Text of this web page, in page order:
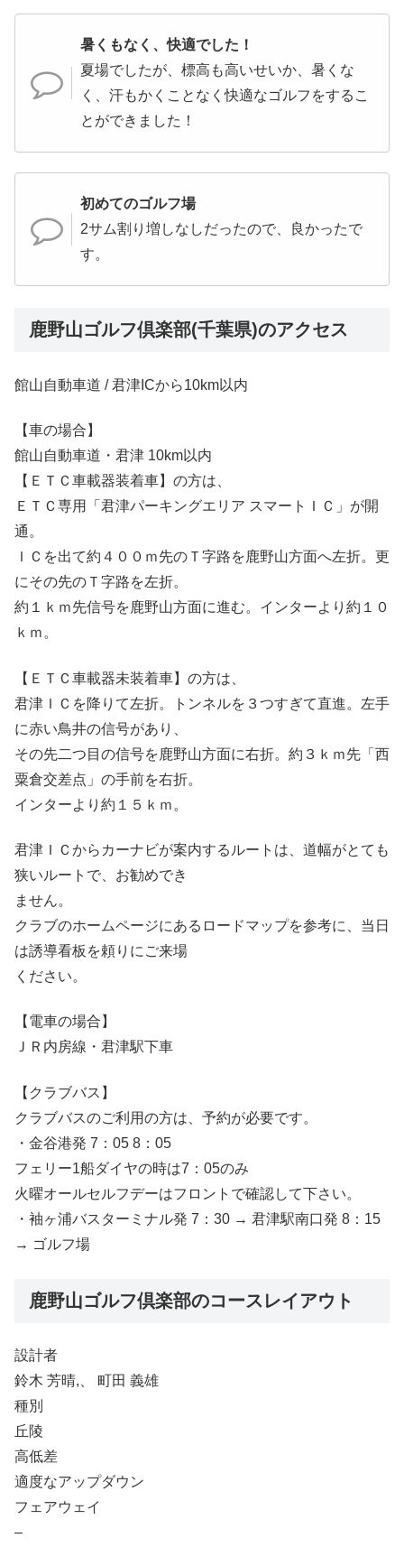
暑くもなく、快適でした！
夏場でしたが、標高も高いせいか、暑くな
く、汗もかくことなく快適なゴルフをするこ
とができました！
初めてのゴルフ場
2サム割り増しなしだったので、良かったで
す。
鹿野山ゴルフ倶楽部(千葉県)のアクセス
館山自動車道 / 君津ICから10km以内
【車の場合】
館山自動車道・君津 10km以内
【ＥＴＣ車載器装着車】の方は、
ＥＴＣ専用「君津パーキングエリア スマートＩＣ」が開
通。
ＩＣを出て約４００ｍ先のＴ字路を鹿野山方面へ左折。更
にその先のＴ字路を左折。
約１ｋｍ先信号を鹿野山方面に進む。インターより約１０
ｋｍ。
【ＥＴＣ車載器未装着車】の方は、
君津ＩＣを降りて左折。トンネルを３つすぎて直進。左手
に赤い鳥井の信号があり、
その先二つ目の信号を鹿野山方面に右折。約３ｋｍ先「西
粟倉交差点」の手前を右折。
インターより約１５ｋｍ。
君津ＩＣからカーナビが案内するルートは、道幅がとても
狭いルートで、お勧めでき
ません。
クラブのホームページにあるロードマップを参考に、当日
は誘導看板を頼りにご来場
ください。
【電車の場合】
ＪＲ内房線・君津駅下車
【クラブバス】
クラブバスのご利用の方は、予約が必要です。
・金谷港発 7：05 8：05
フェリー1船ダイヤの時は7：05のみ
火曜オールセルフデーはフロントで確認して下さい。
・袖ヶ浦バスターミナル発 7：30 → 君津駅南口発 8：15
→ ゴルフ場
鹿野山ゴルフ倶楽部のコースレイアウト
設計者
鈴木 芳晴,、 町田 義雄
種別
丘陵
高低差
適度なアップダウン
フェアウェイ
–